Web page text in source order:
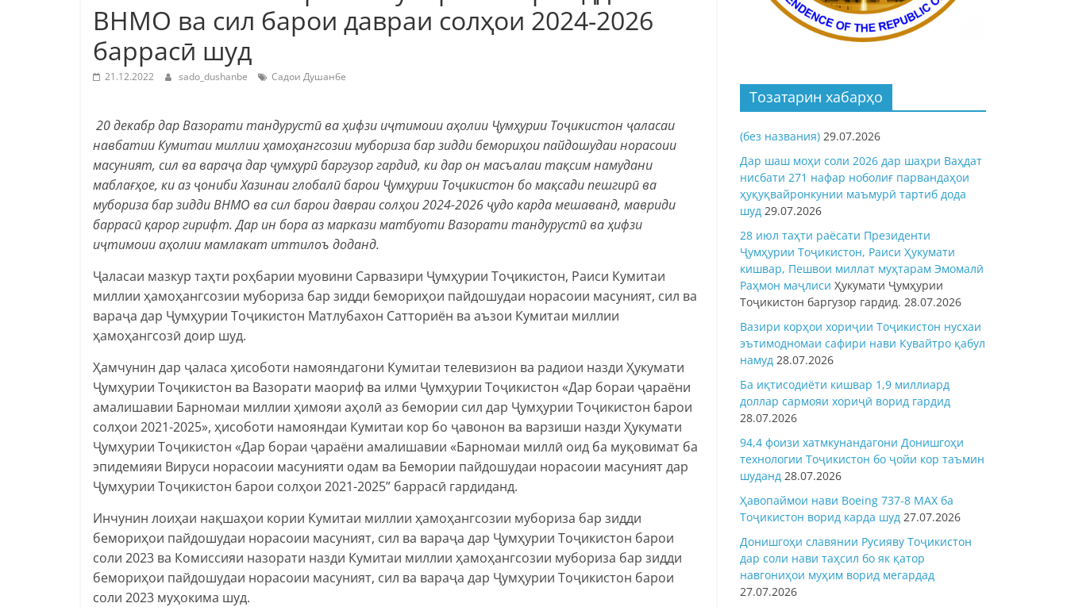
ВНМО ва сил барои давраи солҳои 2024-2026
баррасӣ шуд
21.12.2022 sado_dushanbe Садои Душанбе
20 декабр дар Вазорати тандурустӣ ва ҳифзи иҷтимоии аҳолии Ҷумҳурии Тоҷикистон ҷаласаи
навбатии Кумитаи миллии ҳамоҳангсозии мубориза бар зидди бемориҳои пайдошудаи норасоии
масуният, сил ва вараҷа дар ҷумҳурӣ баргузор гардид, ки дар он масъалаи тақсим намудани
маблағҳое, ки аз ҷониби Хазинаи глобалӣ барои Ҷумҳурии Тоҷикистон бо мақсади пешгирӣ ва
мубориза бар зидди ВНМО ва сил барои давраи солҳои 2024-2026 ҷудо карда мешаванд, мавриди
баррасӣ қарор гирифт. Дар ин бора аз маркази матбуоти Вазорати тандурустӣ ва ҳифзи
иҷтимоии аҳолии мамлакат иттилоъ доданд.
Ҷаласаи мазкур таҳти роҳбарии муовини Сарвазири Ҷумҳурии Тоҷикистон, Раиси Кумитаи
миллии ҳамоҳангсозии мубориза бар зидди бемориҳои пайдошудаи норасоии масуният, сил ва
вараҷа дар Ҷумҳурии Тоҷикистон Матлубахон Сатториён ва аъзои Кумитаи миллии
ҳамоҳангсозӣ доир шуд.
Ҳамчунин дар ҷаласа ҳисоботи намояндагони Кумитаи телевизион ва радиои назди Ҳукумати
Ҷумҳурии Тоҷикистон ва Вазорати маориф ва илми Ҷумҳурии Тоҷикистон «Дар бораи ҷараёни
амалишавии Барномаи миллии ҳимояи аҳолӣ аз бемории сил дар Ҷумҳурии Тоҷикистон барои
солҳои 2021-2025», ҳисоботи намояндаи Кумитаи кор бо ҷавонон ва варзиши назди Ҳукумати
Ҷумҳурии Тоҷикистон «Дар бораи ҷараёни амалишавии «Барномаи миллӣ оид ба муқовимат ба
эпидемияи Вируси норасоии масунияти одам ва Бемории пайдошудаи норасоии масуният дар
Ҷумҳурии Тоҷикистон барои солҳои 2021-2025” баррасӣ гардиданд.
Инчунин лоиҳаи нақшаҳои кории Кумитаи миллии ҳамоҳангсозии мубориза бар зидди
бемориҳои пайдошудаи норасоии масуният, сил ва вараҷа дар Ҷумҳурии Тоҷикистон барои
соли 2023 ва Комиссияи назорати назди Кумитаи миллии ҳамоҳангсозии мубориза бар зидди
бемориҳои пайдошудаи норасоии масуният, сил ва вараҷа дар Ҷумҳурии Тоҷикистон барои
соли 2023 муҳокима шуд.
Тозатарин хабарҳо
(без названия) 29.07.2026
Дар шаш моҳи соли 2026 дар шаҳри Ваҳдат
нисбати 271 нафар ноболиғ парвандаҳои
ҳуқуқвайронкунии маъмурӣ тартиб дода
шуд 29.07.2026
28 июл таҳти раёсати Президенти
Ҷумҳурии Тоҷикистон, Раиси Ҳукумати
кишвар, Пешвои миллат муҳтарам Эмомалӣ
Раҳмон маҷлиси Ҳукумати Ҷумҳурии
Тоҷикистон баргузор гардид. 28.07.2026
Вазири корҳои хориҷии Тоҷикистон нусхаи
эътимодномаи сафири нави Кувайтро қабул
намуд 28.07.2026
Ба иқтисодиёти кишвар 1,9 миллиард
доллар сармояи хориҷӣ ворид гардид
28.07.2026
94,4 фоизи хатмкунандагони Донишгоҳи
технологии Тоҷикистон бо ҷойи кор таъмин
шуданд 28.07.2026
Ҳавопаймои нави Boeing 737-8 MAX ба
Тоҷикистон ворид карда шуд 27.07.2026
Донишгоҳи славянии Русияву Тоҷикистон
дар соли нави таҳсил бо як қатор
навгониҳои муҳим ворид мегардад
27.07.2026